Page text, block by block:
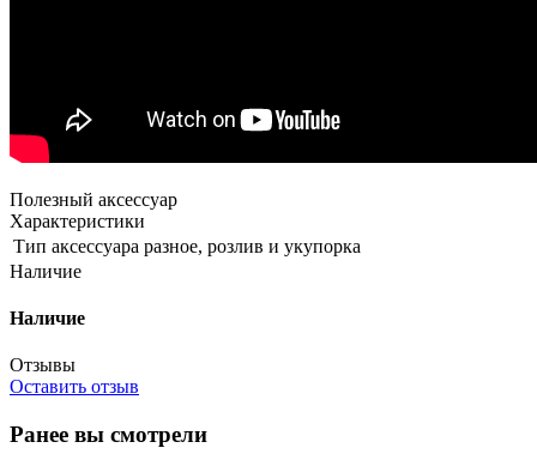
Полезный аксессуар
Характеристики
Тип аксессуара разное, розлив и укупорка
Наличие
Наличие
Отзывы
Оставить отзыв
Ранее вы смотрели